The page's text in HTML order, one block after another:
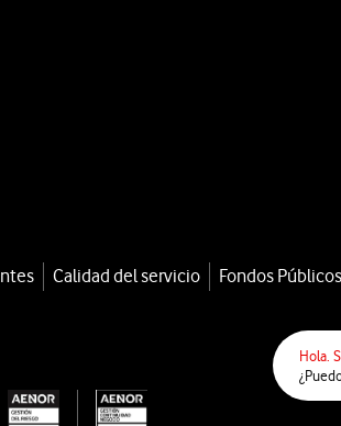
Hola.
Calidad del servicio Fondos Públicos